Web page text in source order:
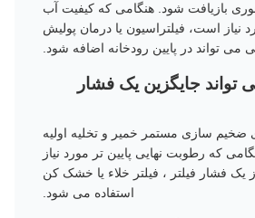
بازیافت شود. هنگامی که کیفیت آب
نیاز است، فیلتراسیون یا درمان پولیش
می تواند در پایین رودخانه اضافه شود.
تواند جایگزین یک فشار
ضخیم سازی مستمر خمیر و تخلیه اولیه
که رطوبت نهایی پایین تر مورد نیاز
یک فشار فیلتر ، فیلتر خلاء یا خشک کن
استفاده می شود.